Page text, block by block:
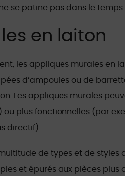
se patine pas dans le temps.
en laiton
les appliques murales en
d’ampoules ou de
Les appliques murales
ou plus fonctionnelles (par
directif).
multitude de types et de styles
et épurés aux pièces plus